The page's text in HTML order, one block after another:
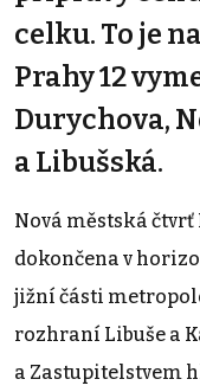
celku. To je
Prahy 12
Durychova,
a Libušská.
Nová městská čtvrť
dokončena v
jižní části
rozhraní Libuše a
a Zastupitelstvem